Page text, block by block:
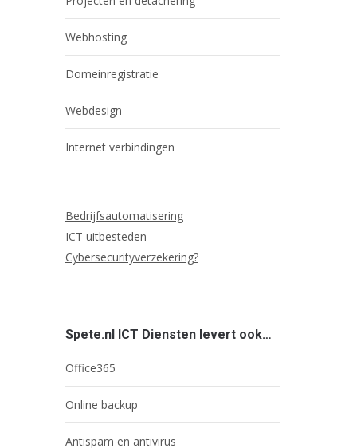
Webhosting
Domeinregistratie
Webdesign
Internet verbindingen
Bedrijfsautomatisering
ICT uitbesteden
Cybersecurityverzekering?
Spete.nl ICT Diensten levert ook…
Office365
Online backup
Antispam en antivirus